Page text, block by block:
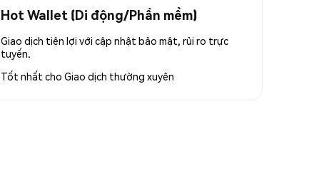
Hot Wallet (Di động/Phần mềm)
Giao dịch tiện lợi với cập nhật bảo mật, rủi ro trực
tuyến.
Tốt nhất cho Giao dịch thường xuyên